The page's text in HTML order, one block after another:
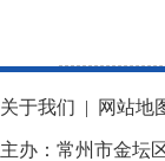
关于我们 | 网站地
主办：常州市金坛